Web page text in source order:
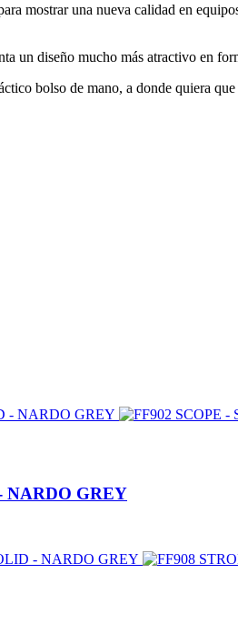
mostrar una nueva calidad en
un diseño mucho más atractivo en
bolso de mano, a donde quiera
NARDO GREY